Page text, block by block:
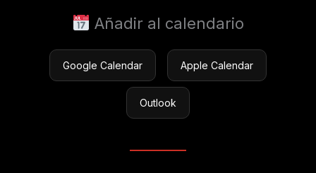
Añadir al calendario
Google Calendar Apple Calendar
Outlook